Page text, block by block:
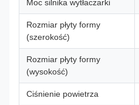
Moc silnika wytłaczarki
Rozmiar płyty formy
(szerokość)
Rozmiar płyty formy
(wysokość)
Ciśnienie powietrza